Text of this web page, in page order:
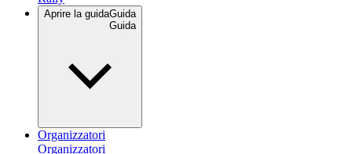
Aprire la guidaGuida
Organizzatori